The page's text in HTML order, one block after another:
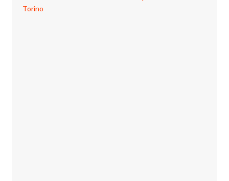
Torino